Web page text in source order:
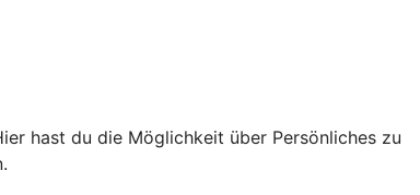
hast du die Möglichkeit über Persönliches zu